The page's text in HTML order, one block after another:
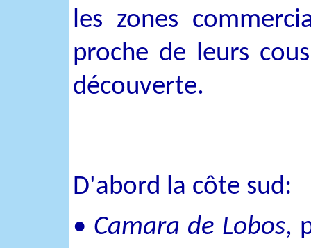
les zones
proche de leurs
découverte.
D'abord la côte sud:
• Camara de Lobos,